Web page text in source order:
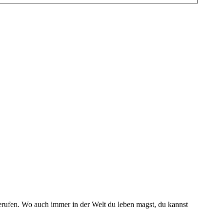
Wo auch immer in der Welt du leben magst, du kannst